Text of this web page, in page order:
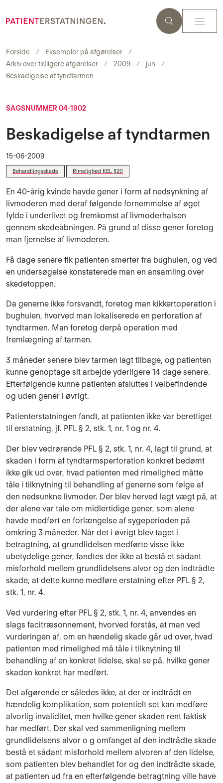
Forside
Eksempler på afgørelser
Arkiv over tidligere afgørelser
2009
jun
Beskadigelse af tyndtarmen
SAGSNUMMER 04-1902
Beskadigelse af tyndtarmen
15-06-2009
Behandlingsskade Rimelighed KEL §20
En 40-årig kvinde havde gener i form af nedsynkning af
livmoderen med deraf følgende fornemmelse af øget
fylde i underlivet og fremkomst af livmoderhalsen
gennem skedeåbningen. På grund af disse gener foretog
man fjernelse af livmoderen.
Få dage senere fik patienten smerter fra bughulen, og ved
en undersøgelse konstaterede man en ansamling over
skedetoppen.
Da generne ikke forsvandt, foretog man kikkertoperation i
bughulen, hvorved man lokaliserede en perforation af
tyndtarmen. Man foretog derpå operation med
fremlægning af tarmen.
3 måneder senere blev tarmen lagt tilbage, og patienten
kunne genoptage sit arbejde yderligere 14 dage senere.
Efterfølgende kunne patienten afsluttes i velbefindende
og uden gener i øvrigt.
Patienterstatningen fandt, at patienten ikke var berettiget
til erstatning, jf. PFL § 2, stk. 1, nr. 1 og nr. 4.
Der blev vedrørende PFL § 2, stk. 1, nr. 4, lagt til grund, at
skaden i form af tyndtarmsperforation konkret bedømt
ikke gik ud over, hvad patienten med rimelighed måtte
tåle i tilknytning til behandling af generne som følge af
den nedsunkne livmoder. Der blev herved lagt vægt på, at
der alene var tale om midlertidige gener, som alene
havde medført en forlængelse af sygeperioden på
omkring 3 måneder. Når det i øvrigt blev taget i
betragtning, at grundlidelsen medførte visse ikke
ubetydelige gener, fandtes der ikke at bestå et sådant
misforhold mellem grundlidelsens alvor og den indtrådte
skade, at dette kunne medføre erstatning efter PFL § 2,
stk. 1, nr. 4.
Ved vurdering efter PFL § 2, stk. 1, nr. 4, anvendes en
slags facitræsonnement, hvorved forstås, at man ved
vurderingen af, om en hændelig skade går ud over, hvad
patienten med rimelighed må tåle i tilknytning til
behandling af en konkret lidelse, skal se på, hvilke gener
skaden konkret har medført.
Det afgørende er således ikke, at der er indtrådt en
hændelig komplikation, som potentielt set kan medføre
alvorlig invaliditet, men hvilke gener skaden rent faktisk
har medført. Der skal ved sammenligning mellem
grundlidelsens alvor o g omfanget af den indtrådte skade
bestå et sådant misforhold mellem alvoren af den lidelse,
som patienten blev behandlet for og den indtrådte skade,
at patienten ud fra en efterfølgende betragtning ville have